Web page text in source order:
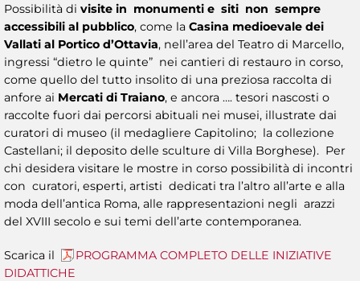
Possibilità di visite in monumenti e siti non sempre
accessibili al pubblico, come la Casina medioevale dei
Vallati al Portico d’Ottavia, nell’area del Teatro di Marcello,
ingressi “dietro le quinte” nei cantieri di restauro in corso,
come quello del tutto insolito di una preziosa raccolta di
anfore ai Mercati di Traiano, e ancora …. tesori nascosti o
raccolte fuori dai percorsi abituali nei musei, illustrate dai
curatori di museo (il medagliere Capitolino; la collezione
Castellani; il deposito delle sculture di Villa Borghese). Per
chi desidera visitare le mostre in corso possibilità di incontri
con curatori, esperti, artisti dedicati tra l’altro all’arte e alla
moda dell’antica Roma, alle rappresentazioni negli arazzi
del XVIII secolo e sui temi dell’arte contemporanea.
Scarica il
PROGRAMMA COMPLETO DELLE INIZIATIVE
DIDATTICHE